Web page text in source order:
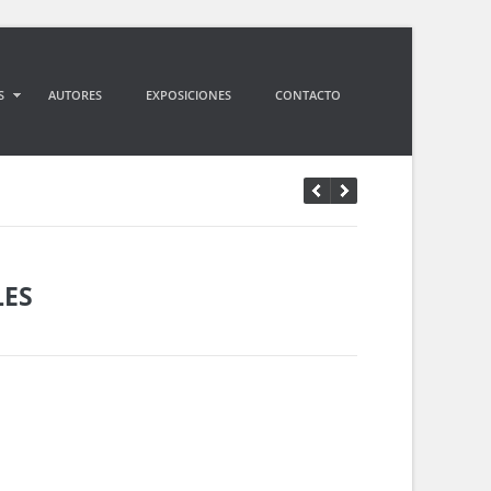
AUTORES EXPOSICIONES CONTACTO